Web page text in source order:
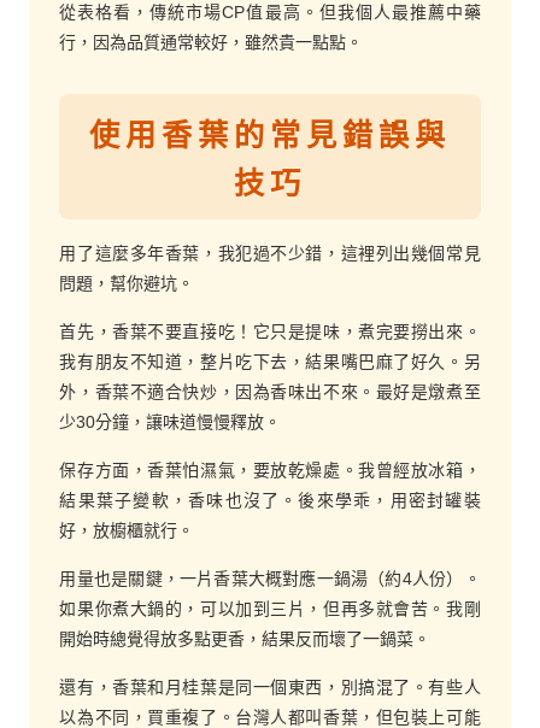
從表格看，傳統市場CP值最高。但我個人最推薦中藥
行，因為品質通常較好，雖然貴一點點。
使用香葉的常見錯誤與
技巧
用了這麼多年香葉，我犯過不少錯，這裡列出幾個常見
問題，幫你避坑。
首先，香葉不要直接吃！它只是提味，煮完要撈出來。
我有朋友不知道，整片吃下去，結果嘴巴麻了好久。另
外，香葉不適合快炒，因為香味出不來。最好是燉煮至
少30分鐘，讓味道慢慢釋放。
保存方面，香葉怕濕氣，要放乾燥處。我曾經放冰箱，
結果葉子變軟，香味也沒了。後來學乖，用密封罐裝
好，放櫥櫃就行。
用量也是關鍵，一片香葉大概對應一鍋湯（約4人份）。
如果你煮大鍋的，可以加到三片，但再多就會苦。我剛
開始時總覺得放多點更香，結果反而壞了一鍋菜。
還有，香葉和月桂葉是同一個東西，別搞混了。有些人
以為不同，買重複了。台灣人都叫香葉，但包裝上可能